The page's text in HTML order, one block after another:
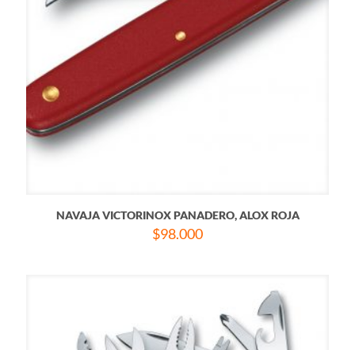
NAVAJA VICTORINOX PANADERO, ALOX ROJA
$98.000